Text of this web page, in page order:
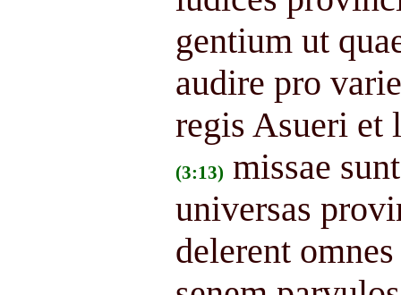
gentium ut
audire pro
regis Asueri et
(3:13) missae
universas
delerent